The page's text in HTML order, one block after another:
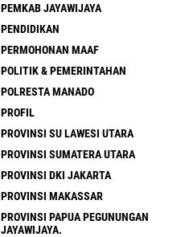
PEMKAB JAYAWIJAYA
PENDIDIKAN
PERMOHONAN MAAF
POLITIK & PEMERINTAHAN
POLRESTA MANADO
PROFIL
PROVINSI SU LAWESI UTARA
PROVINSI SUMATERA UTARA
PROVINSI DKI JAKARTA
PROVINSI MAKASSAR
PROVINSI PAPUA PEGUNUNGAN
JAYAWIJAYA.